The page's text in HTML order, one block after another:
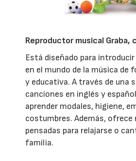
Reproductor musical Graba,
Está diseñado para introducir
en el mundo de la música de
y educativa. A través de una
canciones en inglés y
aprender modales, higiene,
costumbres. Además, ofrece
pensadas para relajarse o
familia.